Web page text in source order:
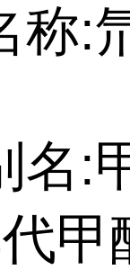
称:
名:
甲